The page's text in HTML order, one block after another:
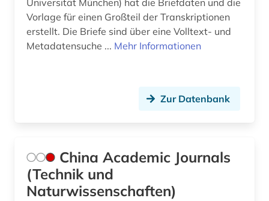
Universität München) hat die Briefdaten und die
Vorlage für einen Großteil der Transkriptionen
erstellt. Die Briefe sind über eine Volltext- und
Metadatensuche ... Mehr Informationen
Zur Datenbank
China Academic Journals
(Technik und
Naturwissenschaften)